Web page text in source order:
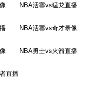
NBA活塞vs猛龙直播
NBA活塞vs奇才录像
NBA勇士vs火箭直播
直播